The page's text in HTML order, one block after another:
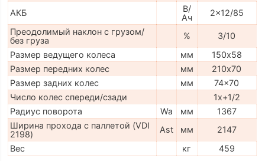
АКБ
В/
Ач
2x12/85
Преодолимый наклон с грузом/
без груза
%
3/10
Размер ведущего колеса
мм
150х58
Размер передних колес
мм
210х70
Размер задних колес
мм
74x70
Число колес спереди/сзади
1x+1/2
Радиус поворота
Wa мм
1367
Ширина прохода с паллетой (VDI
2198)
Ast мм
2147
Вес
кг 459